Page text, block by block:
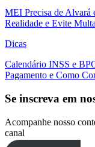
MEI Precisa de Alvará
Realidade e Evite
Dicas
Calendário INSS e
Pagamento e Como
Se inscreva em
Acompanhe nosso
canal